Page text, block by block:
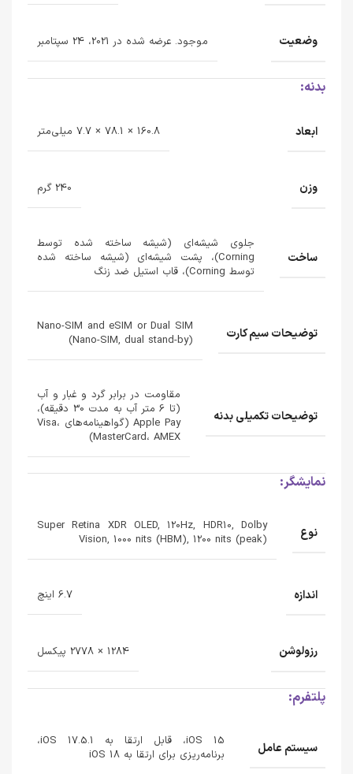
وضعیت موجود. عرضه شده در 2021، 24 سپتامبر
بدنه:
ابعاد 160.8 × 78.1 × 7.7 میلی‌متر
وزن 240 گرم
ساخت
جلوی شیشه‌ای (شیشه ساخته شده توسط
Corning)، پشت شیشه‌ای (شیشه ساخته شده
توسط Corning)، قاب استیل ضد زنگ
توضیحات سیم کارت
Nano-SIM and eSIM or Dual SIM
(Nano-SIM, dual stand-by)
توضیحات تکمیلی بدنه
مقاومت در برابر گرد و غبار و آب
(تا 6 متر آب به مدت 30 دقیقه)،
Apple Pay (گواهینامه‌های Visa،
MasterCard، AMEX)
نمایشگر:
نوع
Super Retina XDR OLED, 120Hz, HDR10, Dolby
Vision, 1000 nits (HBM), 1200 nits (peak)
اندازه 6.7 اینچ
رزولوشن 1284 × 2778 پیکسل
پلتفرم:
سیستم عامل
iOS 15، قابل ارتقا به iOS 17.5.1،
برنامه‌ریزی برای ارتقا به iOS 18